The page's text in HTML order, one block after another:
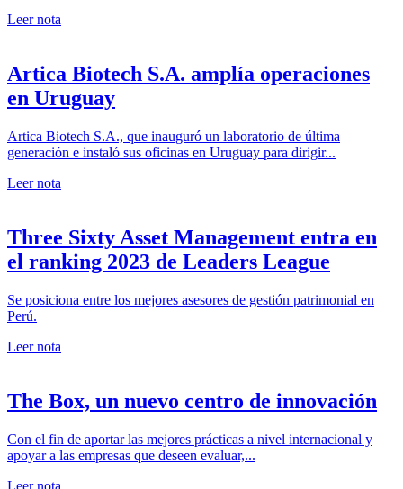
Leer nota
Artica Biotech S.A. amplía operaciones
en Uruguay
Artica Biotech S.A., que inauguró un laboratorio de última
generación e instaló sus oficinas en Uruguay para dirigir...
Leer nota
Three Sixty Asset Management entra en
el ranking 2023 de Leaders League
Se posiciona entre los mejores asesores de gestión patrimonial en
Perú.
Leer nota
The Box, un nuevo centro de innovación
Con el fin de aportar las mejores prácticas a nivel internacional y
apoyar a las empresas que deseen evaluar,...
Leer nota